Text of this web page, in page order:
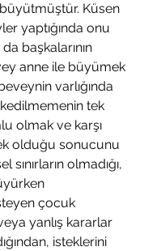
Küsen
yaptığında onu
başkalarının
anne ile büyümek
varlığında
tek
olmak ve karşı
olduğu sonucunu
sınırların olmadığı,
çocuk
yanlış kararlar
isteklerini